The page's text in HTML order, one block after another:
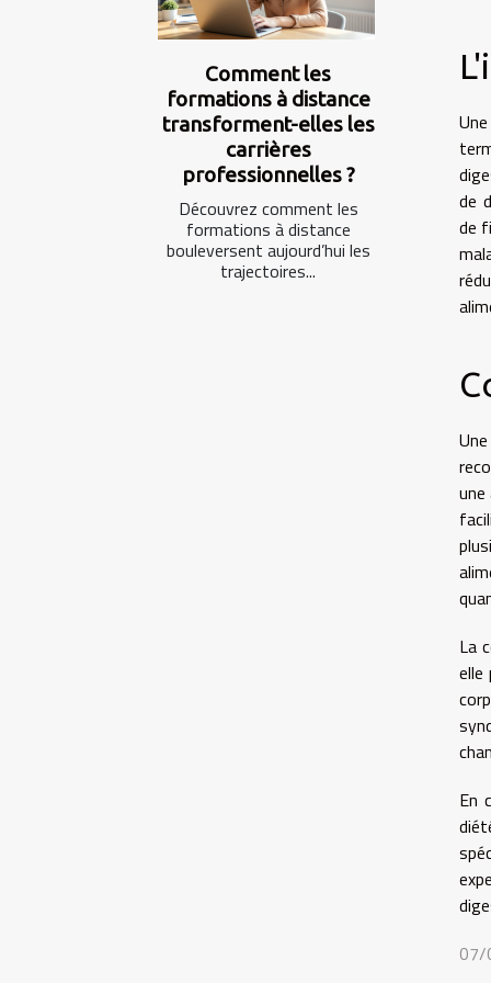
Comment les
formations à distance
transforment-elles les
carrières
professionnelles ?
Découvrez comment les
formations à distance
bouleversent aujourd’hui les
trajectoires...
de
de
La
En
07/